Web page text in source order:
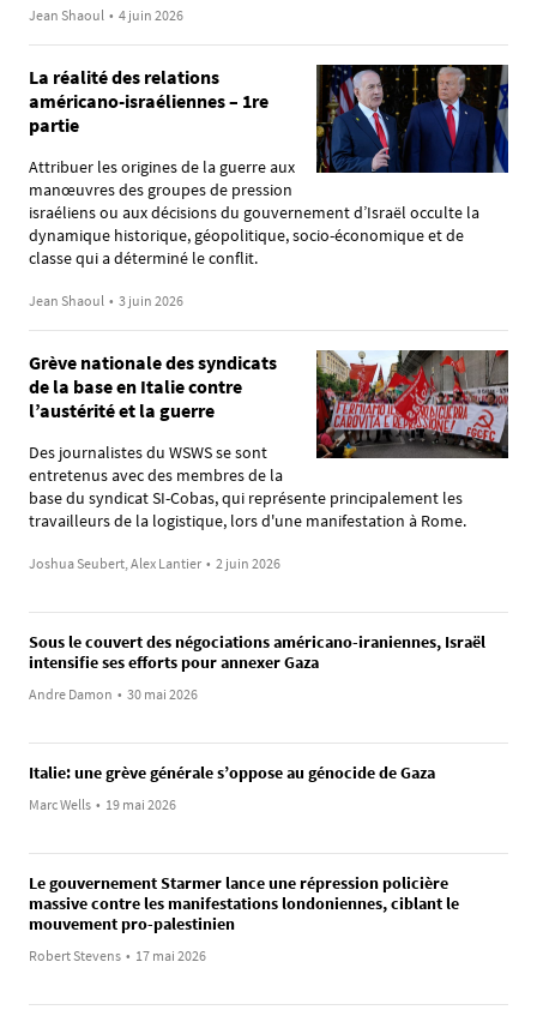
Jean Shaoul • 4 juin 2026
La réalité des relations
américano-israéliennes – 1re
partie
Attribuer les origines de la guerre aux
manœuvres des groupes de pression
israéliens ou aux décisions du gouvernement d’Israël occulte la
dynamique historique, géopolitique, socio-économique et de
classe qui a déterminé le conflit.
Jean Shaoul • 3 juin 2026
Grève nationale des syndicats
de la base en Italie contre
l’austérité et la guerre
Des journalistes du WSWS se sont
entretenus avec des membres de la
base du syndicat SI-Cobas, qui représente principalement les
travailleurs de la logistique, lors d'une manifestation à Rome.
Joshua Seubert, Alex Lantier • 2 juin 2026
Sous le couvert des négociations américano-iraniennes, Israël
intensifie ses efforts pour annexer Gaza
Andre Damon • 30 mai 2026
Italie: une grève générale s’oppose au génocide de Gaza
Marc Wells • 19 mai 2026
Le gouvernement Starmer lance une répression policière
massive contre les manifestations londoniennes, ciblant le
mouvement pro-palestinien
Robert Stevens • 17 mai 2026